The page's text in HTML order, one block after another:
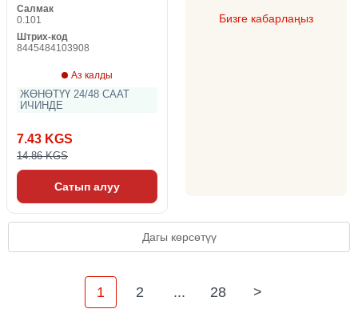
Салмак
0.101
Штрих-код
8445484103908
Аз калды
ЖӨНӨТҮҮ 24/48 СААТ
ИЧИНДЕ
7.43 KGS
14.86 KGS
Сатып алуу
Бизге кабарлаңыз
Дагы көрсөтүү
1 2 ... 28 >